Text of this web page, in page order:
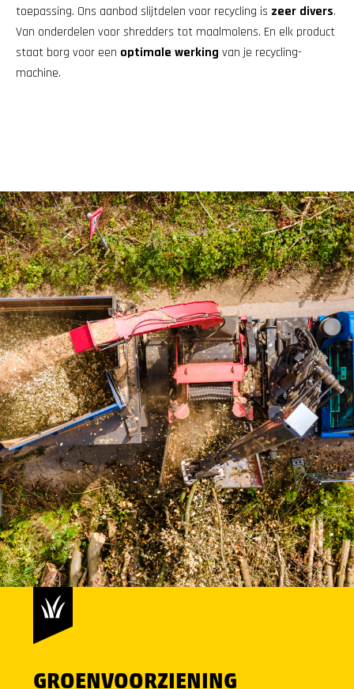
toepassing. Ons aanbod slijtdelen voor recycling is zeer divers.
Van onderdelen voor shredders tot maalmolens. En elk product
staat borg voor een optimale werking van je recycling-
machine.
GROENVOORZIENING